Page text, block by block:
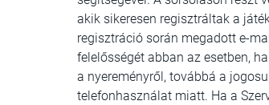
akik sikeresen regisztráltak a
regisztráció során megadott e-
felelősségét abban az esetben,
a nyereményről, továbbá a
telefonhasználat miatt. Ha a